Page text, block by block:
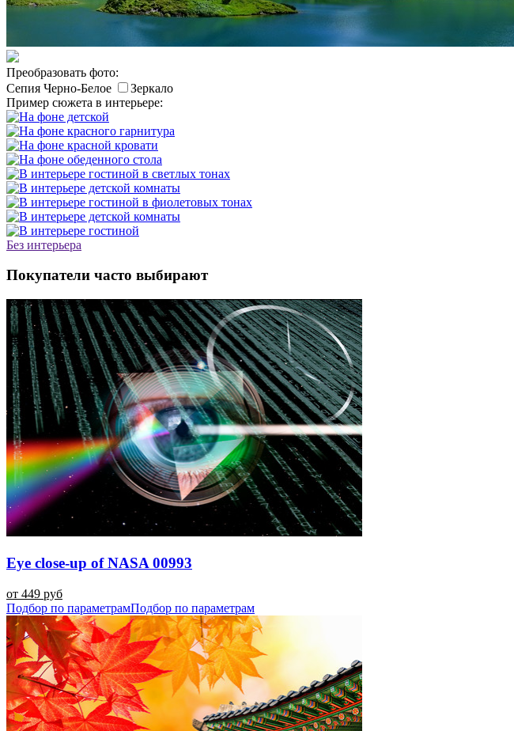
Преобразовать фото:
Сепия Черно-Белое
Зеркало
Пример сюжета в интерьере:
Без интерьера
Покупатели часто выбирают
Eye close-up of NASA 00993
от 449 руб
Подбор по параметрамПодбор по параметрам